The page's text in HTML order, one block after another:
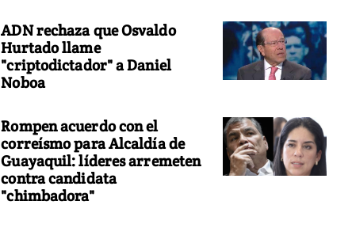
ADN rechaza que Osvaldo
Hurtado llame
"criptodictador" a Daniel
Noboa
Rompen acuerdo con el
correísmo para Alcaldía de
Guayaquil: líderes arremeten
contra candidata
"chimbadora"